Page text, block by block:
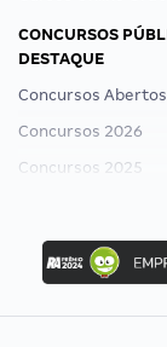
CONCURSOS
DESTAQUE
Concursos Abertos
Concursos 2026
Concursos 2025
Concurso Ibama
Concurso MPU
Editais publicados